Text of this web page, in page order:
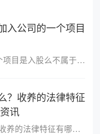
入公司的一个项目
一、加入公司的一个项目是入股么不属于，入股是指公司成立后，原始
？收养的法律特征
讯
收养的概念是什么?收养的法律特征有哪些?收养，是指自然人领养他人